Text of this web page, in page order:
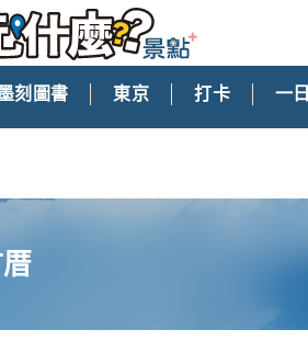
刻圖書 東京 打卡 一